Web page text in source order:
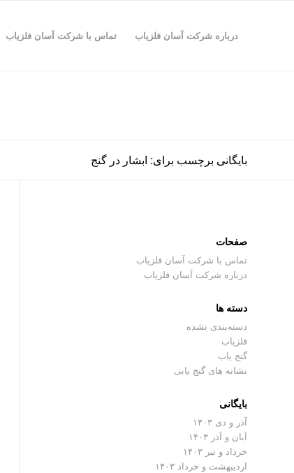
درباره شرکت آسان فلزیاب تماس با شرکت آسان فلزیاب
بایگانی برچسب برای: ابشار در گنج
صفحات
تماس با شرکت آسان فلزیاب
درباره شرکت آسان فلزیاب
دسته ها
دسته‌بندی نشده
فلزیاب
گنج یاب
نشانه های گنج یابی
بایگانی
آذر و دی ۱۴۰۳
آبان و آذر ۱۴۰۳
خرداد و تیر ۱۴۰۳
اردیبهشت و خرداد ۱۴۰۳